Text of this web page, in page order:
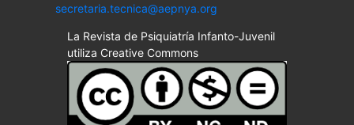
secretaria.tecnica@aepnya.org
La Revista de Psiquiatría Infanto-Juvenil
utiliza Creative Commons